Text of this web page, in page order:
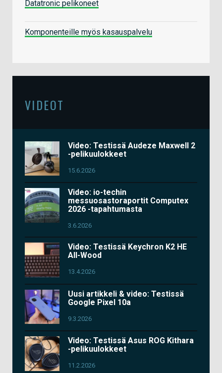
Datatronic pelikoneet
Komponenteille myös kasauspalvelu
VIDEOT
Video: Testissä Audeze Maxwell 2
-pelikuulokkeet
15.6.2026
Video: io-techin
messuosastoraportit Computex
2026 -tapahtumasta
3.6.2026
Video: Testissä Keychron K2 HE
All-Wood
13.4.2026
Uusi artikkeli & video: Testissä
Google Pixel 10a
9.3.2026
Video: Testissä Asus ROG Kithara
-pelikuulokkeet
11.2.2026